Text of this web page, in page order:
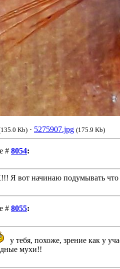
Kb) · 5275907.jpg (175.9 Kb)
# 8054:
вот начинаю подумывать что
# 8055:
у тебя, похоже, зрение как у
мухи!!